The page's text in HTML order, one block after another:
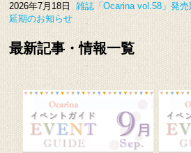
2026年7月18日雑誌「Ocarina vol.58」発
延期のお知らせ
最新記事・情報一覧